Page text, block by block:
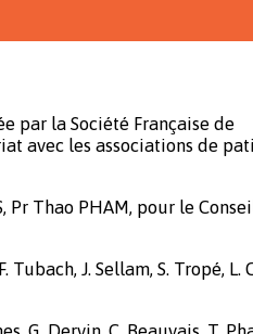
par la Société Française de
avec les associations de
Pr Thao PHAM, pour le
Tubach, J. Sellam, S. Tropé, L.